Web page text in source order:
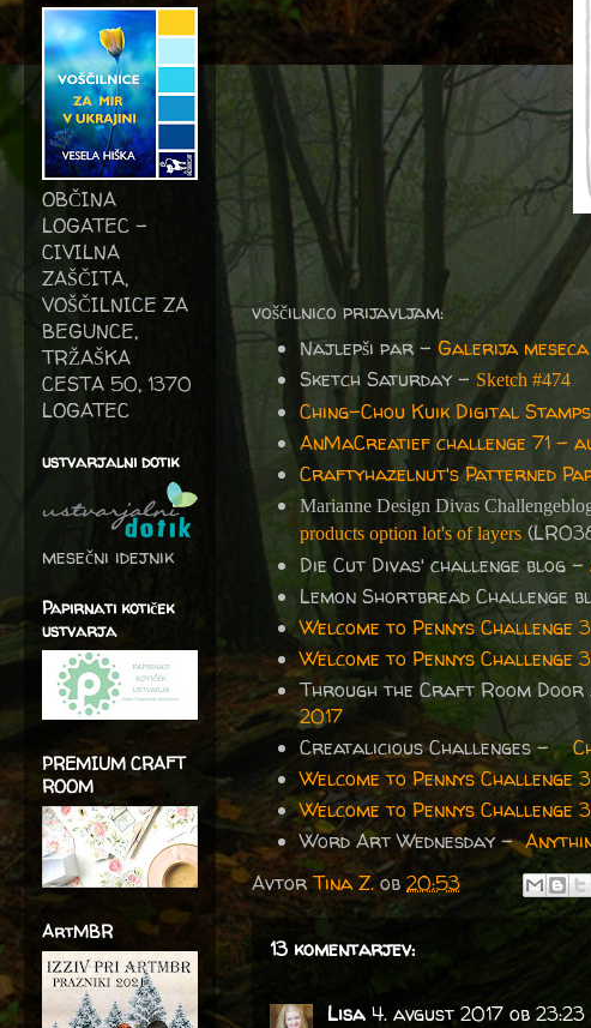
voščilnico prijavljam:
Najlepši par - Galerija
Sketch Saturday - Sketch #474
Ching-Chou Kuik Digital
AnMaCreatief challenge 71 -
Craftyhazelnut's Patterned
Marianne Design Divas
products option lot's of layers
Die Cut Divas' challenge blog -
Lemon Shortbread Challenge
Welcome to Pennys Challenge
Welcome to Pennys Challenge
Through the Craft Room Door
2017
Creatalicious Challenges -
Welcome to Pennys Challenge
Welcome to Pennys Challenge
Word Art Wednesday -
AvtorTina Z. ob 20:53
13 komentarjev:
Lisa 4. avgust 2017 ob 23:23
OBČINA
LOGATEC -
CIVILNA
ZAŠČITA,
VOŠČILNICE ZA
BEGUNCE,
TRŽAŠKA
CESTA 50, 1370
LOGATEC
ustvarjalni dotik
mesečni idejnik
Papirnati kotiček
ustvarja
PREMIUM CRAFT
ROOM
ArtMBR